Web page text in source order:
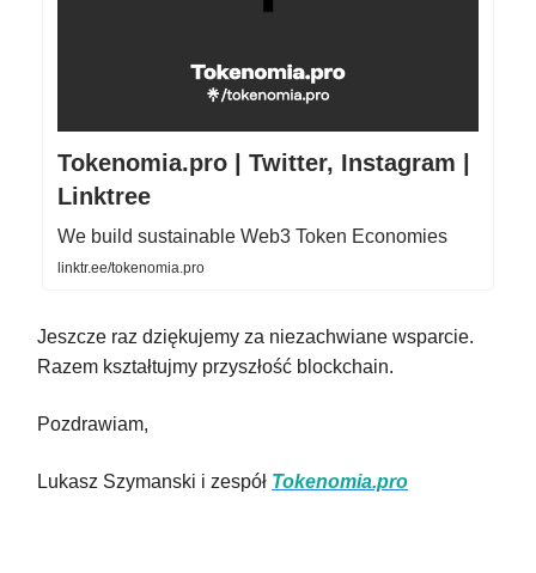
Tokenomia.pro | Twitter, Instagram |
Linktree
We build sustainable Web3 Token Economies
linktr.ee/tokenomia.pro
Jeszcze raz dziękujemy za niezachwiane wsparcie.
Razem kształtujmy przyszłość blockchain.
Pozdrawiam,
Lukasz Szymanski i zespół Tokenomia.pro